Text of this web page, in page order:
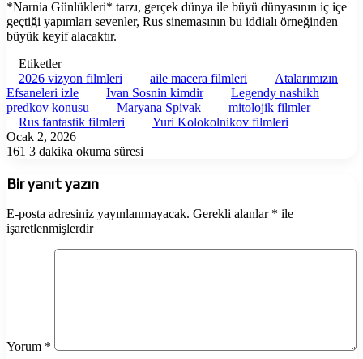
*Narnia Günlükleri* tarzı, gerçek dünya ile büyü dünyasının iç içe
geçtiği yapımları sevenler, Rus sinemasının bu iddialı örneğinden
büyük keyif alacaktır.
Etiketler
2026 vizyon filmleri
aile macera filmleri
Atalarımızın
Efsaneleri izle
Ivan Sosnin kimdir
Legendy nashikh
predkov konusu
Maryana Spivak
mitolojik filmler
Rus fantastik filmleri
Yuri Kolokolnikov filmleri
Ocak 2, 2026
161 3 dakika okuma süresi
Bir yanıt yazın
E-posta adresiniz yayınlanmayacak. Gerekli alanlar * ile
işaretlenmişlerdir
Yorum *